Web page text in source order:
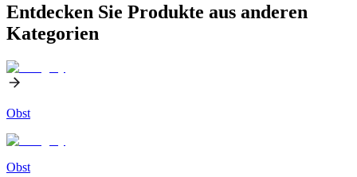
Entdecken Sie Produkte aus anderen
Kategorien
Obst
Obst